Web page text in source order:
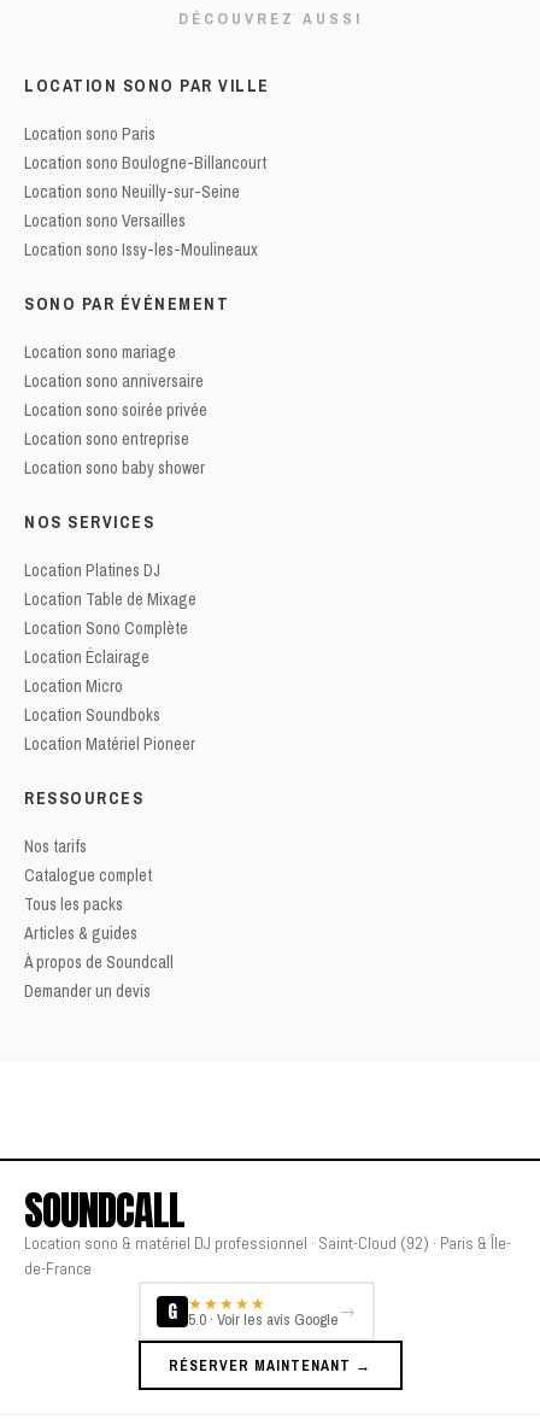
DÉCOUVREZ AUSSI
LOCATION SONO PAR VILLE
Location sono Paris
Location sono Boulogne-Billancourt
Location sono Neuilly-sur-Seine
Location sono Versailles
Location sono Issy-les-Moulineaux
SONO PAR ÉVÉNEMENT
Location sono mariage
Location sono anniversaire
Location sono soirée privée
Location sono entreprise
Location sono baby shower
NOS SERVICES
Location Platines DJ
Location Table de Mixage
Location Sono Complète
Location Éclairage
Location Micro
Location Soundboks
Location Matériel Pioneer
RESSOURCES
Nos tarifs
Catalogue complet
Tous les packs
Articles & guides
À propos de Soundcall
Demander un devis
SOUNDCALL
Location sono & matériel DJ professionnel · Saint-Cloud (92) · Paris & Île-
de-France
G ★★★★★
5.0 · Voir les avis Google→
RÉSERVER MAINTENANT →